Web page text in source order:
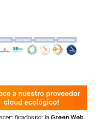
certificados por la Green Web